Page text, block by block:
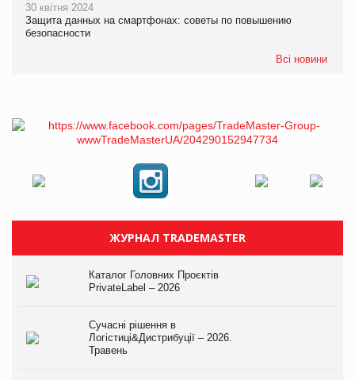
30 квітня 2024
Защита данных на смартфонах: советы по повышению
безопасности
Всі новини
ЖУРНАЛ TRADEMASTER
Каталог Головних Проєктів
PrivateLabel – 2026
Сучасні рішення в
Логістиці&Дистрибуції – 2026.
Травень